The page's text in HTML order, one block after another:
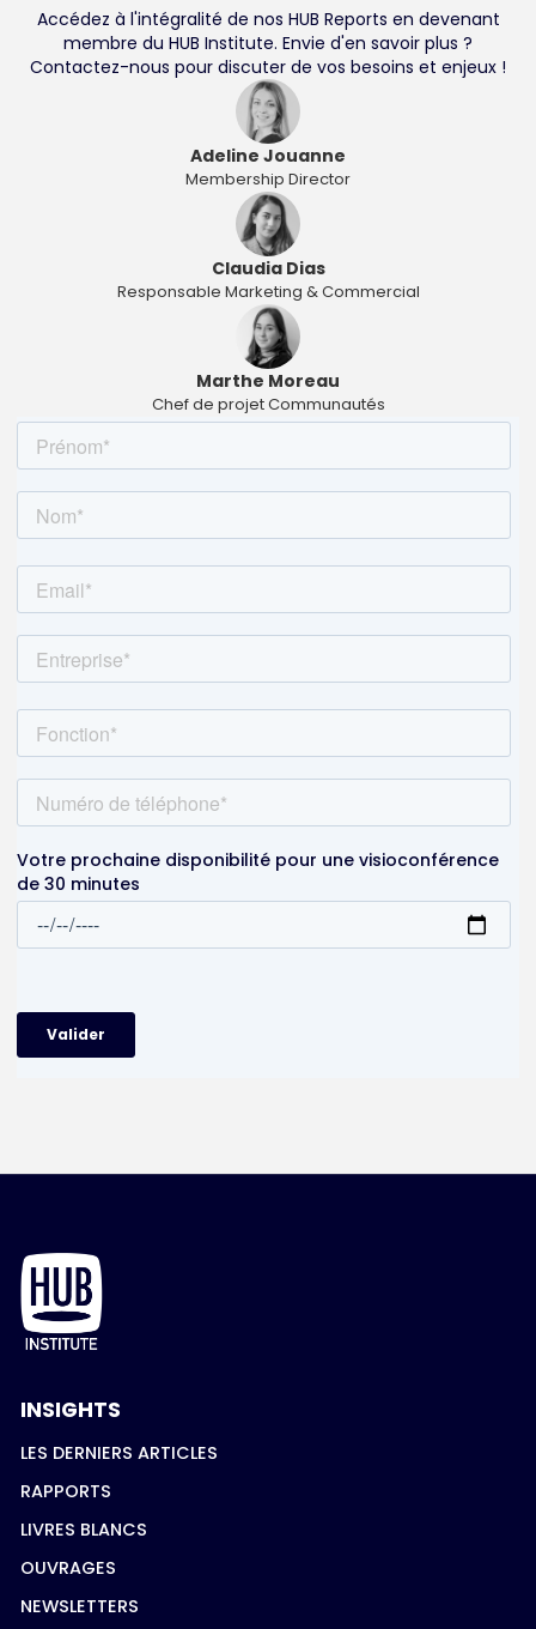
Accédez à l'intégralité de nos HUB Reports en devenant
membre du HUB Institute. Envie d'en savoir plus ?
Contactez-nous pour discuter de vos besoins et enjeux !
Adeline Jouanne
Membership Director
Claudia Dias
Responsable Marketing & Commercial
Marthe Moreau
Chef de projet Communautés
INSIGHTS
LES DERNIERS ARTICLES
RAPPORTS
LIVRES BLANCS
OUVRAGES
NEWSLETTERS